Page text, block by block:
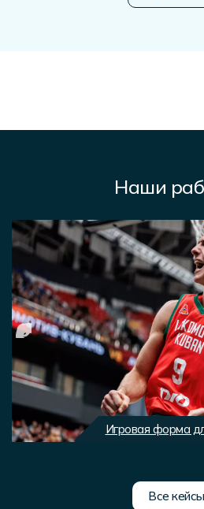
Наши
Игровая форма
Все кейсы